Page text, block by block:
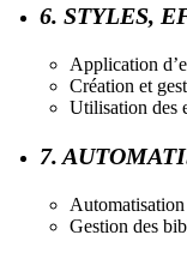
6. STYLES,
Application
Création et
Utilisation des
7.
Automatisation
Gestion des